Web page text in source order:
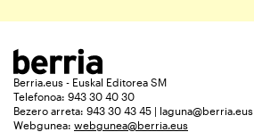
Berria.eus - Euskal Editorea SM
Telefonoa: 943 30 40 30
Bezero arreta: 943 30 43 45 | laguna@berria.eus
Webgunea: webgunea@berria.eus